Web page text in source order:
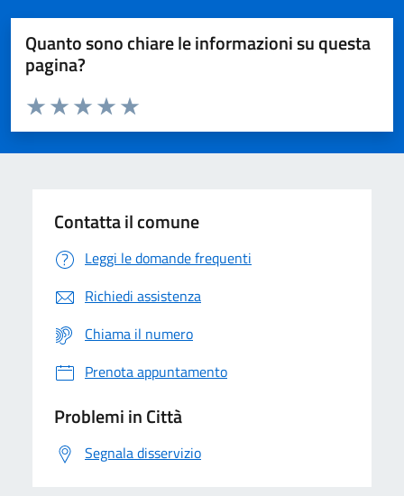
Quanto sono chiare le informazioni su questa
pagina?
Domanda
Valuta da 1 a 5 stelle la pagina
Valuta 5 stelle su 5
Valuta 4 stelle su 5
Valuta 3 stelle su 5
Valuta 2 stelle su 5
Valuta 1 stelle su 5
Contatta il comune
Leggi le domande frequenti
Richiedi assistenza
Chiama il numero
Prenota appuntamento
Problemi in Città
Segnala disservizio